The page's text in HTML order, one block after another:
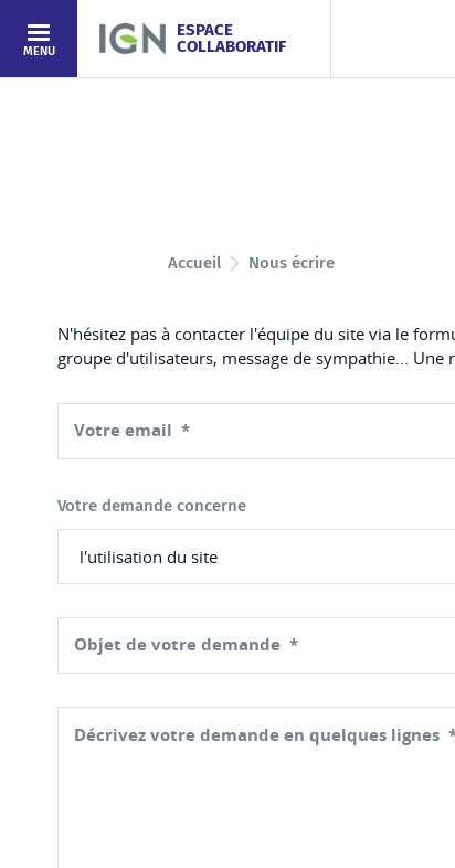
Aller au contenuESPACE
COLLABORATIF
MENU
Accueil Nous écrire
N'hésitez pas à contacter l'équipe du site via le
groupe d'utilisateurs, message de sympathie...
Votre email
Votre demande concerne
Objet de votre demande
Décrivez votre demande en quelques lignes